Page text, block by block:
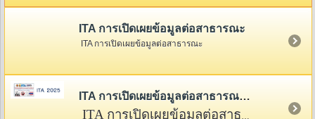
ITA การเปิดเผยข้อมูลต่อสาธารณะ
ITA การเปิดเผยข้อมูลต่อสาธารณะ
ITA การเปิดเผยข้อมูลต่อสาธารณะ 2568